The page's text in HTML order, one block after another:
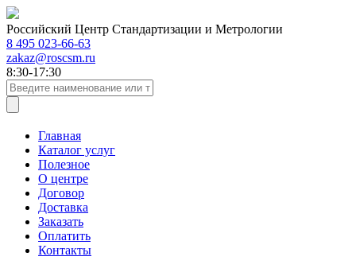
Российский Центр Стандартизации и Метрологии
8 495 023-66-63
zakaz@roscsm.ru
8:30-17:30
Главная
Каталог услуг
Полезное
О центре
Договор
Доставка
Заказать
Оплатить
Контакты